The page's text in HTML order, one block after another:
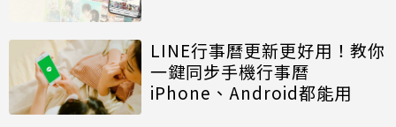
LINE行事曆更新更好用！教你
一鍵同步手機行事曆
iPhone、Android都能用